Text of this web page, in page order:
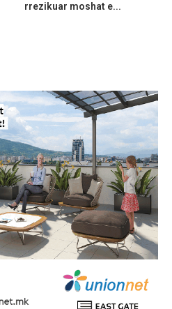
rrezikuar moshat e...